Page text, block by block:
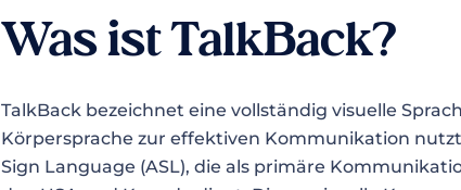
Was ist TalkBack?
TalkBack bezeichnet eine vollständig visuelle
Körpersprache zur effektiven Kommunikation
Sign Language (ASL), die als primäre